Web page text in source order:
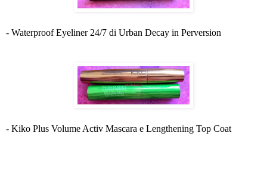
- Waterproof Eyeliner 24/7 di Urban Decay in Perversion
- Kiko Plus Volume Activ Mascara e Lengthening Top Coat